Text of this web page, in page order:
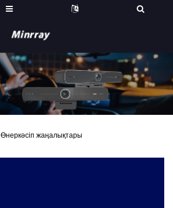
Өнеркәсіп жаңалықтары